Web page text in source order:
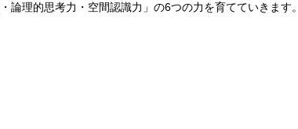
理的思考力・空間認識力」の6つの力を育てていきます。